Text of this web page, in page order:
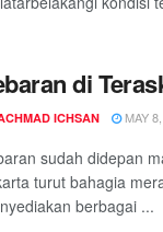
di
ICHSAN MAY
sudah didepan
turut bahagia
berbagai ...